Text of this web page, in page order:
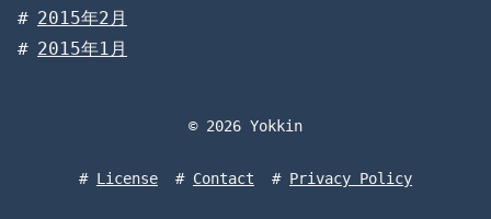
2015年2月
2015年1月
© 2026 Yokkin
License Contact Privacy Policy